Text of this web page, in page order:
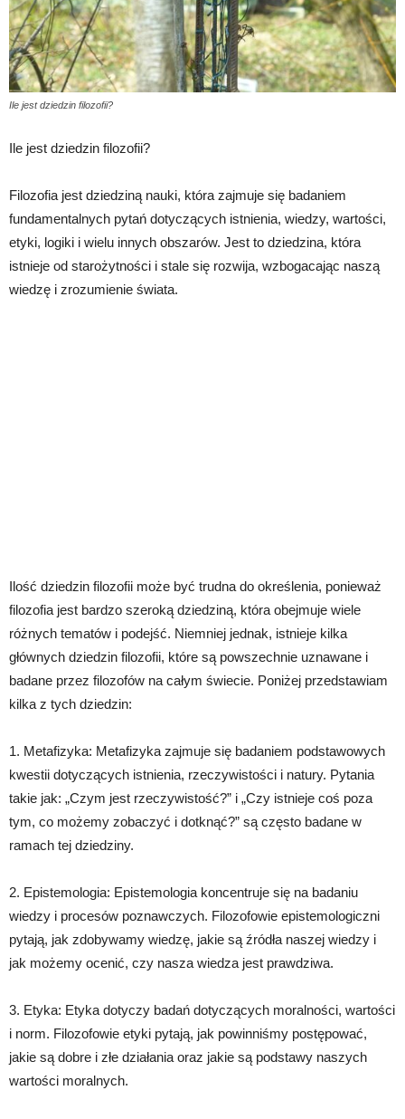
Ile jest dziedzin filozofii?
Ile jest dziedzin filozofii?
Filozofia jest dziedziną nauki, która zajmuje się badaniem
fundamentalnych pytań dotyczących istnienia, wiedzy, wartości,
etyki, logiki i wielu innych obszarów. Jest to dziedzina, która
istnieje od starożytności i stale się rozwija, wzbogacając naszą
wiedzę i zrozumienie świata.
Ilość dziedzin filozofii może być trudna do określenia, ponieważ
filozofia jest bardzo szeroką dziedziną, która obejmuje wiele
różnych tematów i podejść. Niemniej jednak, istnieje kilka
głównych dziedzin filozofii, które są powszechnie uznawane i
badane przez filozofów na całym świecie. Poniżej przedstawiam
kilka z tych dziedzin:
1. Metafizyka: Metafizyka zajmuje się badaniem podstawowych
kwestii dotyczących istnienia, rzeczywistości i natury. Pytania
takie jak: „Czym jest rzeczywistość?” i „Czy istnieje coś poza
tym, co możemy zobaczyć i dotknąć?” są często badane w
ramach tej dziedziny.
2. Epistemologia: Epistemologia koncentruje się na badaniu
wiedzy i procesów poznawczych. Filozofowie epistemologiczni
pytają, jak zdobywamy wiedzę, jakie są źródła naszej wiedzy i
jak możemy ocenić, czy nasza wiedza jest prawdziwa.
3. Etyka: Etyka dotyczy badań dotyczących moralności, wartości
i norm. Filozofowie etyki pytają, jak powinniśmy postępować,
jakie są dobre i złe działania oraz jakie są podstawy naszych
wartości moralnych.